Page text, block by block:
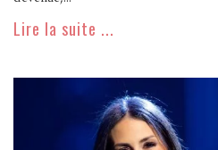
Lire la suite ...